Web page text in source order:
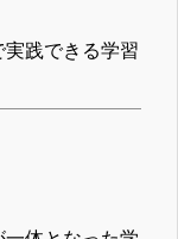
実践できる学習